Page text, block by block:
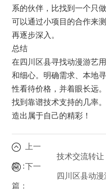
系的伙伴，比找到一个只
可以通过小项目的合作来
再逐步深入。
总结
在四川区县寻找动漫游艺
和细心。明确需求、本地
性看待价格，并着眼长远
找到靠谱技术支持的几率
造出属于自己的精彩！
上一
篇：下一
篇：